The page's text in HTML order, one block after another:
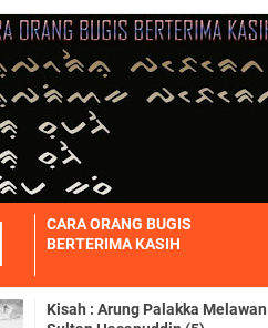
CARA ORANG BUGIS
BERTERIMA KASIH
Kisah : Arung Palakka Melawan